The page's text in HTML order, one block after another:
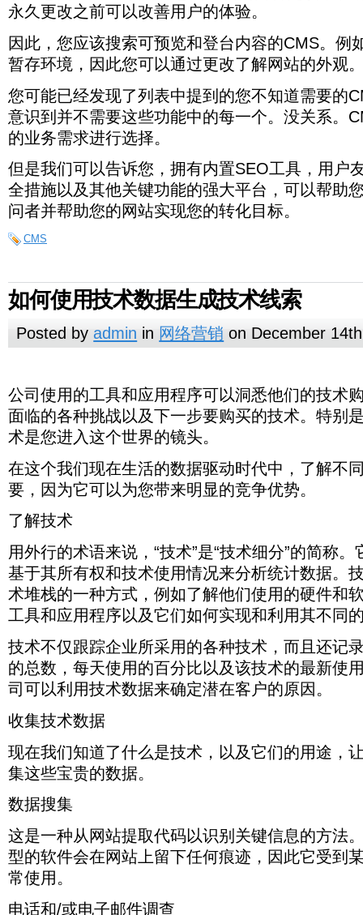
永久更改之前可以改善用户的体验。
因此，您应该搜索可预览和登台内容的CMS。例
暂存环境，因此您可以通过更改了解网站的外观
您可能已经发现了列表中提到的您不知道需要的
意识到并不需要这些功能中的每一个。没关系。
的业务需求进行选择。
但是我们可以告诉您，拥有内置SEO工具，用户
全措施以及其他关键功能的强大平台，可以帮助
问者并帮助您的网站实现您的转化目标。
CMS
如何使用技术数据生成技术线索
Posted byadmin in 网络营销 on December
使
用
的
工
具
和
应
用
程
序
可
以
洞
悉
他
们
的
技
术
购
买
习
惯，
作
式，
面
临
各
挑
战
以
及
下
一
个
我
们
现
在
生
活
的
据
驱
动
时
代
中，
了
解
同
公
司
使
用
技
很
重
要，
为
可
以
为
您
带
来
技
术
们
从
确
切
的
技
术
开
行
的
术
语
说，“技
术”是“技
术
分”的
简
称。
做
的
是
根
一
群
人
于
所
有
权
和
技
用
情
况
来
分
析
统
数
据。
技
术
数
是
了
解
公
技
不
仅
跟
踪
业
所
采
的
种
技
术，
而
且
还
录
其
拥
有
的
产
品
服
务
的
总
数，
天
使
用
的
分
是
B2B
公
司
以
利
用
术
据
来
确
定
潜
户
的
原
因。
技
术
数
据
在
我
们
知
道
什
么
是
术，
及
它
们
的
用
途，
我
们
继
续
解
如
何
收
集
这
些
宝
贵
的
数
据。
据
搜
集
是
一
种
从
网
提
取
代
以
别
关
键
信
息
的
法。
但
是，
由
仅
某
些
类
型
软
件
会
在
网
站
上
下
话
和/
或
电
子
件
调
查
的，
电
话
和
电
邮
件
策
略
在
天
仍
然
有
效，
并
且
正
在
使
用，
管
它
属
于
获
数
据
的“更
古
老”方
法，
但
仍
买
技
术
数
据
今，
技
术
市
场
上
有
许
多
知
名
提
供
商。
这
些
B2B
提
供
商
中
的
一
个
都
有
自
的
技
术
安
装
基
础，
提
用
技
术
来
产
生
潜
在
客
户
过
了
解
您
已
部
署
的
技
术
工
具
和
客
户
所
使
用
的
技
术，
您
将
够
外
展
定
方
获
得
更
大
的
成
用
技
术
自
定
义
内
容
销
用
技
术
来
定
制
您
的
容
以
适
合
潜
在
客
户
技
术
堆
栈。
这
使
与
他
们
加
关。
例
如，
您
可
以
ABM
中
使
用
技
术
过
去
的
几
中，
ABM
已
为
许
多
B2B
组
织
的
关
注
对
象，
因
为
它
被
明
是
一
非
有
效
的
营
销
策
先
考
虑
潜
客
户
您
基
于
技
数
据
创
更
入
的
客
户
资
料
您
可
以
确
定
优
先
并
通
过
营
销
销
售
团
队
配
在，
如
果
您
技
术
数
与
图
数
据
结
合
在
起，
那
么
您
将
拥
有
种
自
动
化
的
式
来
以
更
靠
论
您
的
技
术
数
不
仅
是
件，
且
是
这
个
数
字
代
客
户
与
户
互
动
的
必
要
组
成
部
分。
当
您
的
售
公司使用的工具和应用程序可以洞悉他们的技术
面临的各种挑战以及下一步要购买的技术。特别
术是您进入这个世界的镜头。
在这个我们现在生活的数据驱动时代中，了解不
要，因为它可以为您带来明显的竞争优势。
了解技术
用外行的术语来说，“技术”是“技术细分”的简称
基于其所有权和技术使用情况来分析统计数据。
术堆栈的一种方式，例如了解他们使用的硬件和
工具和应用程序以及它们如何实现和利用其不同
技术不仅跟踪企业所采用的各种技术，而且还记
的总数，每天使用的百分比以及该技术的最新使
司可以利用技术数据来确定潜在客户的原因。
收集技术数据
现在我们知道了什么是技术，以及它们的用途，
集这些宝贵的数据。
数据搜集
这是一种从网站提取代码以识别关键信息的方法
型的软件会在网站上留下任何痕迹，因此它受到
常使用。
电话和/或电子邮件调查